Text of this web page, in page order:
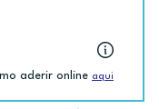
aderir online aqui